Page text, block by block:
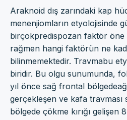
Araknoid dış zarındaki kap
menenjiomların etyolojisinde
birçokpredispozan faktör
rağmen hangi faktörün ne
bilinmemektedir. Travmabu
biridir. Bu olgu sunumunda,
yıl önce sağ frontal
gerçekleşen ve kafa travması
bölgede çökme kırığı gelişen